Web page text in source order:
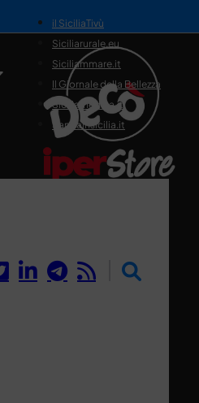
il SiciliaTivù
Siciliarurale.eu
Siciliammare.it
Il Giornale della Bellezza
Siciliamedica.it
Sanitainsicilia.it